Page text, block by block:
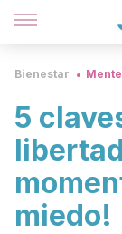
Bienestar
5
miedo!